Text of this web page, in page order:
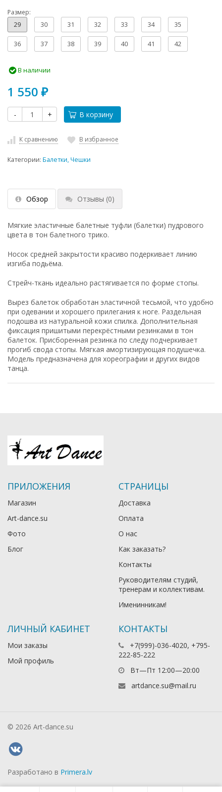
Размер:
29 30 31 32 33 34 35
36 37 38 39 40 41 42
В наличии
1 550 ₽
- + В корзину
К сравнению В избранное
Категории: Балетки, Чешки
Обзор Отзывы (0)
Мягкие эластичные балетные туфли (балетки) пудрового
цвета в тон балетного трико.
Носок средней закрытости красиво подеркивает линию
изгиба подьёма.
Стрейч-ткань идеально растягивается по форме стопы.
Вырез балеток обработан эластичной тесьмой, что удобно
при одевании и хорошего прилегания к ноге. Раздельная
подошва из натуральной кожи спилка. Дополнительная
фиксация пришитыми перекрёстными резинками в тон
балеток. Присборенная резинка по следу подчеркивает
прогиб свода стопы. Мягкая амортизирующая подушечка.
Модель предназначена для хореографии и других видов
танца.
ПРИЛОЖЕНИЯ
Магазин
Art-dance.su
Фото
Блог
СТРАНИЦЫ
Доставка
Оплата
О нас
Как заказать?
Контакты
Руководителям студий,
тренерам и коллективам.
Именинникам!
ЛИЧНЫЙ КАБИНЕТ
Мои заказы
Мой профиль
КОНТАКТЫ
+7(999)-036-4020, +795-
222-85-222
Вт—Пт 12:00—20:00
artdance.su@mail.ru
© 2026 Art-dance.su
Разработано в Primera.lv